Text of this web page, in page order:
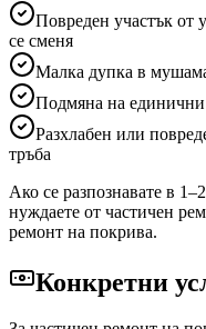
Повреден участък от
се сменя
Малка дупка в
Подмяна на
Разхлабен или
тръба
Ако се разпознавате в
нуждаете от частичен
ремонт на покрива.
Конкретни